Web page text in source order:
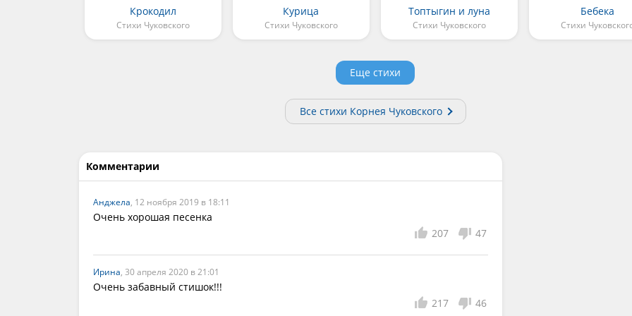
Крокодил
Стихи Чуковского
Курица
Стихи Чуковского
Топтыгин и луна
Стихи Чуковского
Бебека
Стихи
Еще стихи
Все стихи Корнея Чуковского
Комментарии
Анджела, 12 ноября 2019 в 18:11
Очень хорошая песенка
207
47
Ирина, 30 апреля 2020 в 21:01
Очень забавный стишок!!!
217
46